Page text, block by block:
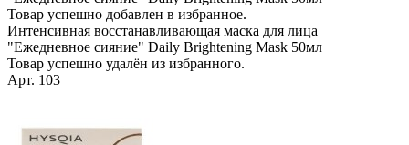
Товар успешно добавлен в избранное.
Интенсивная восстанавливающая маска для лица
"Ежедневное сияние" Daily Brightening Mask 50мл
Товар успешно удалён из избранного.
Арт. 103